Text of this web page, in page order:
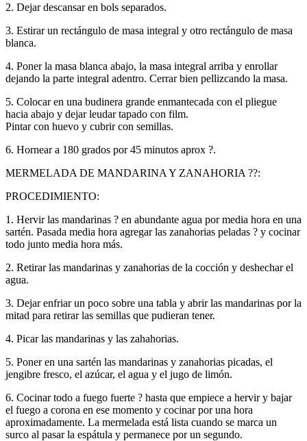
2. Dejar descansar en bols separados.
3. Estirar un rectángulo de masa integral y otro rectángulo de masa
blanca.
4. Poner la masa blanca abajo, la masa integral arriba y enrollar
dejando la parte integral adentro. Cerrar bien pellizcando la masa.
5. Colocar en una budinera grande enmantecada con el pliegue
hacia abajo y dejar leudar tapado con film.
Pintar con huevo y cubrir con semillas.
6. Hornear a 180 grados por 45 minutos aprox ?.
MERMELADA DE MANDARINA Y ZANAHORIA ??:
PROCEDIMIENTO:
1. Hervir las mandarinas ? en abundante agua por media hora en una
sartén. Pasada media hora agregar las zanahorias peladas ? y cocinar
todo junto media hora más.
2. Retirar las mandarinas y zanahorias de la cocción y deshechar el
agua.
3. Dejar enfriar un poco sobre una tabla y abrir las mandarinas por la
mitad para retirar las semillas que pudieran tener.
4. Picar las mandarinas y las zahahorias.
5. Poner en una sartén las mandarinas y zanahorias picadas, el
jengibre fresco, el azúcar, el agua y el jugo de limón.
6. Cocinar todo a fuego fuerte ? hasta que empiece a hervir y bajar
el fuego a corona en ese momento y cocinar por una hora
aproximadamente. La mermelada está lista cuando se marca un
surco al pasar la espátula y permanece por un segundo.